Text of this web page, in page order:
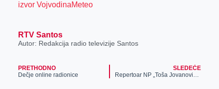
izvor VojvodinaMeteo
RTV Santos
Autor: Redakcija radio televizije Santos
PRETHODNO
Dečje online radionice
SLEDEĆE
Repertoar NP „Toša Jovanović” za januar 2024.